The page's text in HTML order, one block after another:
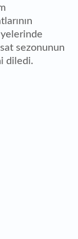
sezonunun
diledi.